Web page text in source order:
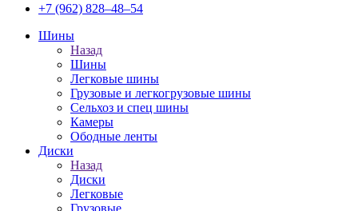
+7 (962) 828‒48‒54
Шины
Назад
Шины
Легковые шины
Грузовые и легкогрузовые шины
Сельхоз и спец шины
Камеры
Ободные ленты
Диски
Назад
Диски
Легковые
Грузовые